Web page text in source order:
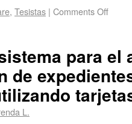
, Tesistas | Comments Off
para el
de
L.